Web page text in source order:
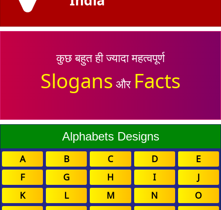
कुछ बहुत ही ज्यादा महत्वपूर्ण
Slogans और Facts
Alphabets Designs
A B C D
E
F
G H I
J
K
L M N
O